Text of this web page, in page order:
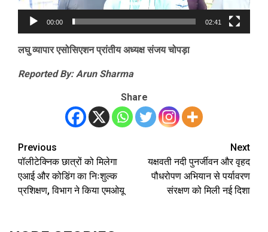
00:00 02:41
लघु व्यापार एसोसिएशन प्रांतीय अध्यक्ष संजय चोपड़ा
Reported By: Arun Sharma
Share
Post
navigation
Previous
पॉलीटेक्निक छात्रों को मिलेगा
एआई और कोडिंग का निःशुल्क
प्रशिक्षण, विभाग ने किया एमओयू
Next
यक्षवती नदी पुनर्जीवन और वृहद
पौधरोपण अभियान से पर्यावरण
संरक्षण को मिली नई दिशा